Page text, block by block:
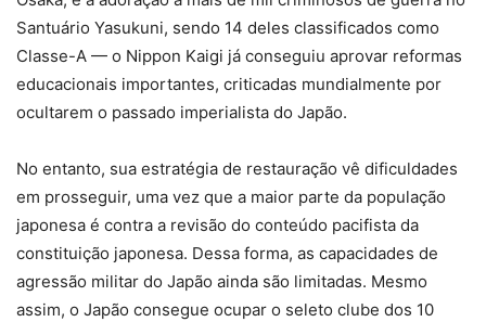
Santuário Yasukuni, sendo 14 deles classificados como
Classe-A — o Nippon Kaigi já conseguiu aprovar reformas
educacionais importantes, criticadas mundialmente por
ocultarem o passado imperialista do Japão.
No entanto, sua estratégia de restauração vê dificuldades
em prosseguir, uma vez que a maior parte da população
japonesa é contra a revisão do conteúdo pacifista da
constituição japonesa. Dessa forma, as capacidades de
agressão militar do Japão ainda são limitadas. Mesmo
assim, o Japão consegue ocupar o seleto clube dos 10